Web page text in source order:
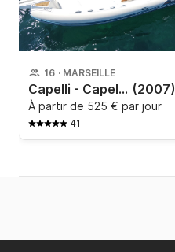
16 · MARSEILLE
Capelli - Capelli Tempest 770 (2007)
À partir de 525 € par jour
41